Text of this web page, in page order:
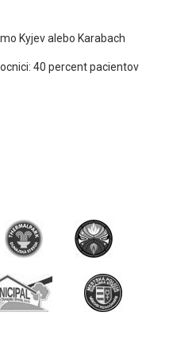
Kyjev alebo Karabach
40 percent pacientov